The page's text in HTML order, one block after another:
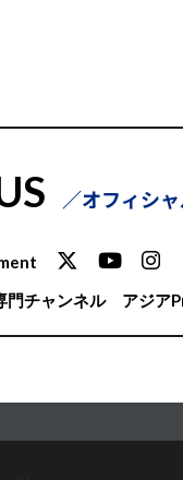
オフィシ
門チャンネル
アジア